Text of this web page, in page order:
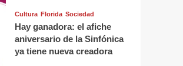
Cultura Florida Sociedad
Hay ganadora: el afiche
aniversario de la Sinfónica
ya tiene nueva creadora